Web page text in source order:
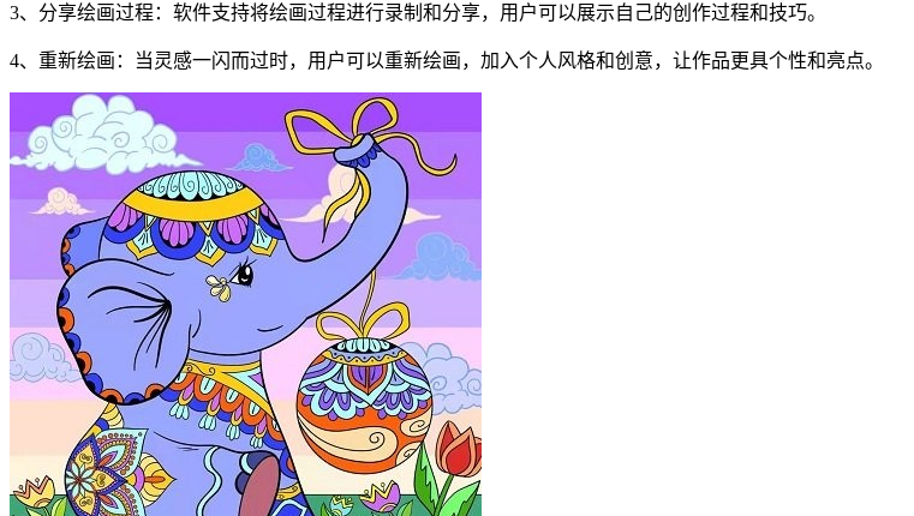
3、分享绘画过程：软件支持将绘画过程进行录制和分享，用户可以展示自己的创作过程和技巧。
4、重新绘画：当灵感一闪而过时，用户可以重新绘画，加入个人风格和创意，让作品更具个性和亮点。